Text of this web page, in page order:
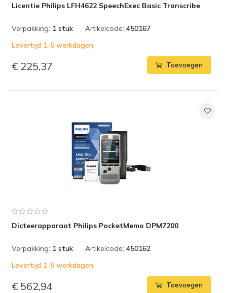
Licentie Philips LFH4622 SpeechExec Basic Transcribe
Verpakking: 1 stuk Artikelcode: 450167
Levertijd 1-5 werkdagen
€ 225,37 Toevoegen
Dicteerapparaat Philips PocketMemo DPM7200
Verpakking: 1 stuk Artikelcode: 450162
Levertijd 1-5 werkdagen
€ 562,94 Toevoegen